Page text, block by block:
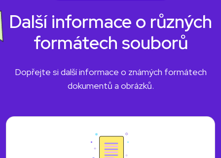
Další informace o různých
formátech souborů
Dopřejte si další informace o známých formátech
dokumentů a obrázků.